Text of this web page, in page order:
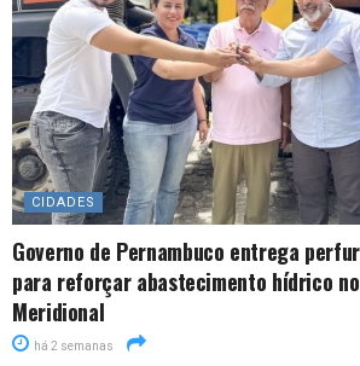
CIDADES
Governo de Pernambuco entrega
para reforçar abastecimento hídrico
Meridional
há 2 semanas